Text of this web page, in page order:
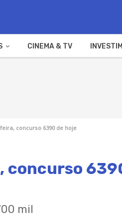
CINEMA & TV
concurso 6390 de hoje
concurso
mil